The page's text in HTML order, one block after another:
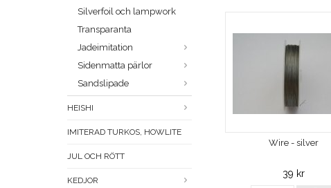
Silverfoil och lampwork
Transparanta
Jadeimitation
Sidenmatta pärlor
Sandslipade
HEISHI
IMITERAD TURKOS, HOWLITE
JUL OCH RÖTT
KEDJOR
Wire - silver
39 kr